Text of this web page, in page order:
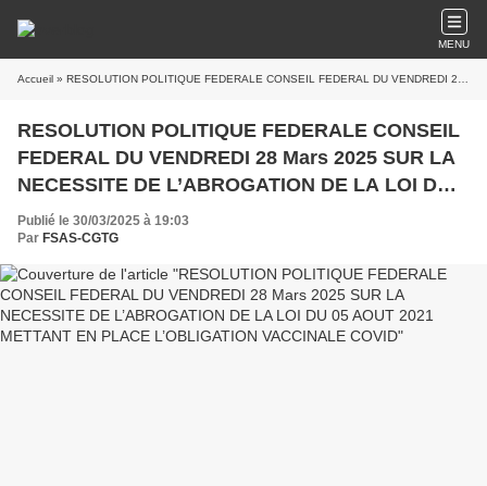
MENU
Accueil » RESOLUTION POLITIQUE FEDERALE CONSEIL FEDERAL DU VENDREDI 28 Mars 2025 SUR LA NECESSITE DE L’ABROGATION DE LA LOI DU 05 AOUT 2021 METTANT EN PLACE L’OBLIGATION VACCINALE COVID
RESOLUTION POLITIQUE FEDERALE CONSEIL
FEDERAL DU VENDREDI 28 Mars 2025 SUR LA
NECESSITE DE L’ABROGATION DE LA LOI DU
05 AOUT 2021 METTANT EN PLACE
L’OBLIGATION VACCINALE COVID
Publié le 30/03/2025 à 19:03
Par FSAS-CGTG